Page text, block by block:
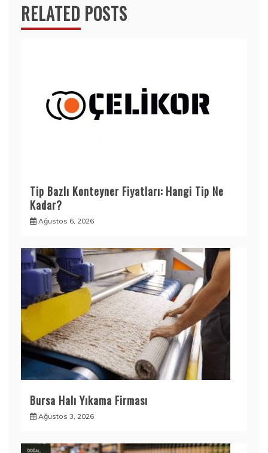
RELATED POSTS
Tip Bazlı Konteyner Fiyatları: Hangi Tip Ne
Kadar?
Ağustos 6, 2026
Bursa Halı Yıkama Firması
Ağustos 3, 2026